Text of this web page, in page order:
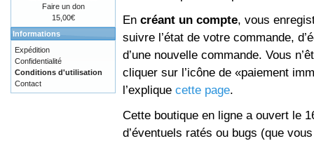
En créant un compte, vous
suivre l’état de votre commande,
d’une nouvelle commande. Vous
cliquer sur l’icône de «paiement
l’explique cette page.
Cette boutique en ligne a ouvert le
d’éventuels ratés ou bugs (que
Faire un don
15,00€
Informations
Expédition
Confidentialité
Conditions d'utilisation
Contact